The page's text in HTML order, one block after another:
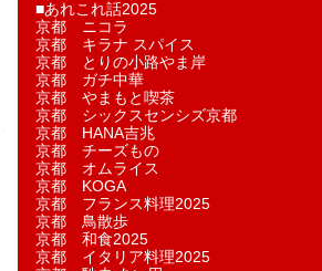
■あれこれ話2025
京都 ニコラ
京都 キラナ スパイス
京都 とりの小路やま岸
京都 ガチ中華
京都 やまもと喫茶
京都 シックスセンシズ京都
京都 HANA吉兆
京都 チーズもの
京都 オムライス
京都 KOGA
京都 フランス料理2025
京都 鳥散歩
京都 和食2025
京都 イタリア料理2025